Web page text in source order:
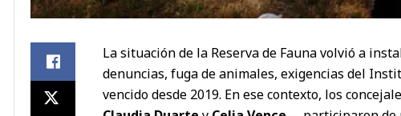
La situación de la Reserva de Fauna volvió a
denuncias, fuga de animales, exigencias del
vencido desde 2019. En ese contexto, los